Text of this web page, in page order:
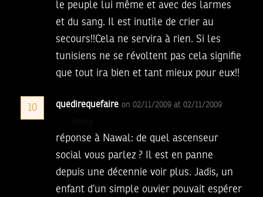
le peuple lui même et avec des larmes
et du sang. Il est inutile de crier au
secours!!Cela ne servira à rien. Si les
tunisiens ne se révoltent pas cela signifie
que tout ira bien et tant mieux pour eux!!
10 quedirequefaire on 02/11/2009 at 02/11/2009
réponse à Nawal: de quel ascenseur
social vous parlez ? Il est en panne
depuis une décennie voir plus. Jadis, un
enfant d’un simple ouvier pouvait espérer